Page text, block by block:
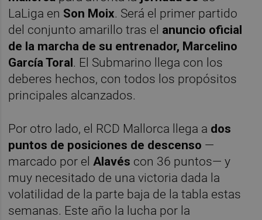
LaLiga en Son Moix. Será el primer partido
del conjunto amarillo tras el anuncio oficial
de la marcha de su entrenador, Marcelino
García Toral. El Submarino llega con los
deberes hechos, con todos los propósitos
principales alcanzados.
Por otro lado, el RCD Mallorca llega a dos
puntos de posiciones de descenso —
marcado por elAlavés con 36 puntos— y
muy necesitado de una victoria dada la
volatilidad de la parte baja de la tabla estas
semanas. Este año la lucha por la